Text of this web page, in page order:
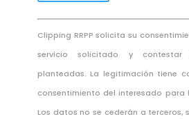
Clipping RRPP solicita su
servicio solicitado y
planteadas. La legitimación tiene
consentimiento del interesado para
Los datos no se cederán a terceros,